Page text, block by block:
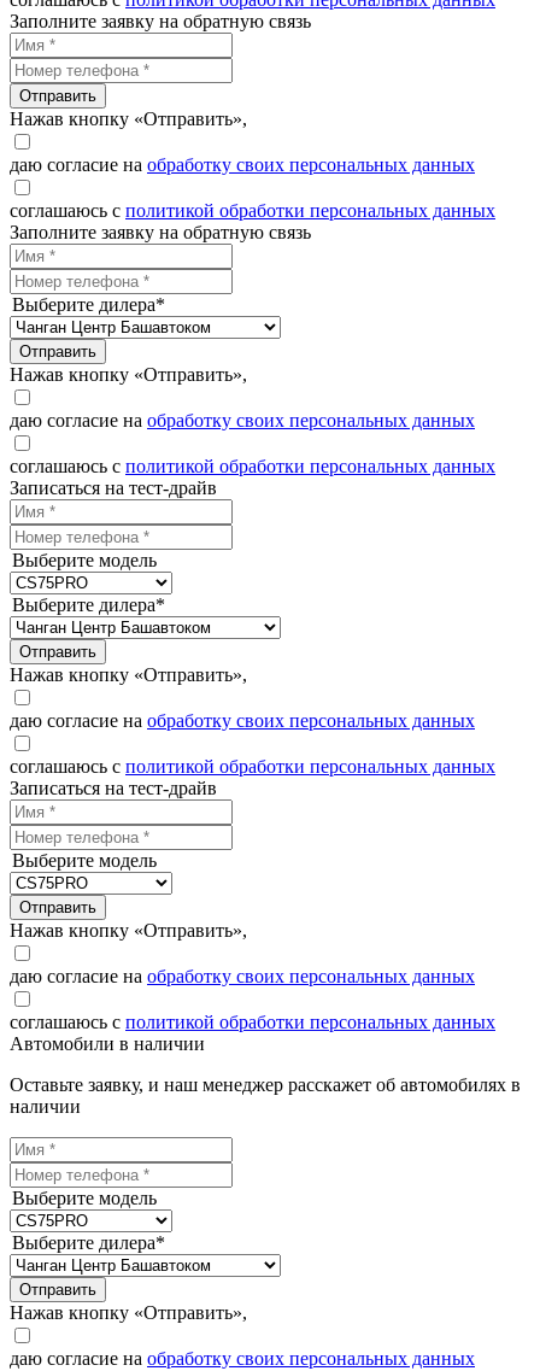
Заполните заявку на обратную связь
Отправить
Нажав кнопку «Отправить»,
даю согласие на обработку своих персональных данных
соглашаюсь с политикой обработки персональных данных
Заполните заявку на обратную связь
Выберите дилера*
Отправить
Нажав кнопку «Отправить»,
даю согласие на обработку своих персональных данных
соглашаюсь с политикой обработки персональных данных
Записаться на тест-драйв
Выберите модель
Выберите дилера*
Отправить
Нажав кнопку «Отправить»,
даю согласие на обработку своих персональных данных
соглашаюсь с политикой обработки персональных данных
Записаться на тест-драйв
Выберите модель
Отправить
Нажав кнопку «Отправить»,
даю согласие на обработку своих персональных данных
соглашаюсь с политикой обработки персональных данных
Автомобили в наличии
Оставьте заявку, и наш менеджер расскажет об автомобилях в
наличии
Выберите модель
Выберите дилера*
Отправить
Нажав кнопку «Отправить»,
даю согласие на обработку своих персональных данных